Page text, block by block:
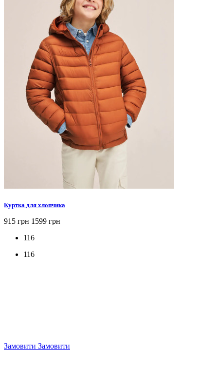
Куртка для хлопчика
915 грн 1599 грн
116
116
Замовити Замовити